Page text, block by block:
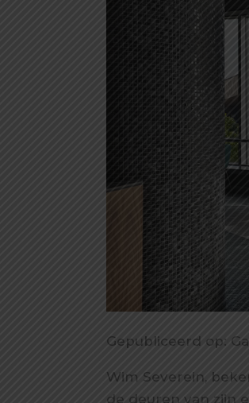
Gepubliceerd op:
Wim Severein,
de deuren van zijn